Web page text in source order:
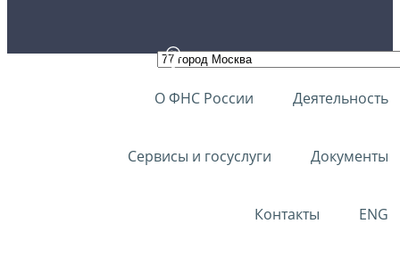
О ФНС России Деятельность
Сервисы и госуслуги Документы
Контакты ENG